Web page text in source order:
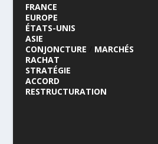
FRANCE
EUROPE
ÉTATS-UNIS
ASIE
CONJONCTURE
MARCHÉS
RACHAT
STRATÉGIE
ACCORD
RESTRUCTURATION